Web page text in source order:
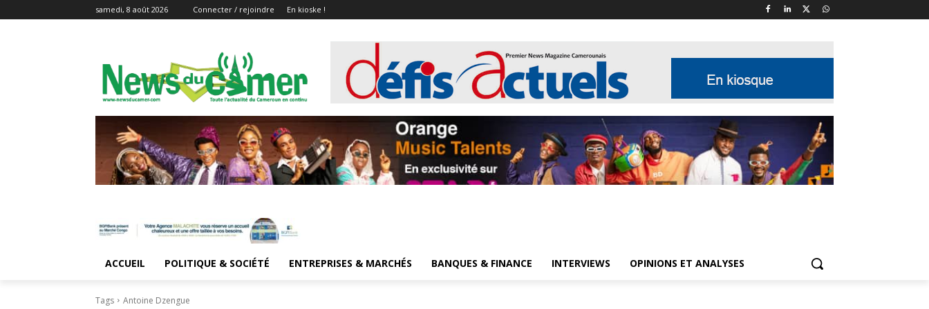
samedi, 8 août 2026 Connecter / rejoindre En kioske !
ACCUEIL POLITIQUE & SOCIÉTÉ ENTREPRISES & MARCHÉS BANQUES & FINANCE INTERVIEWS OPINIONS ET ANALYSES
Tags Antoine Dzengue